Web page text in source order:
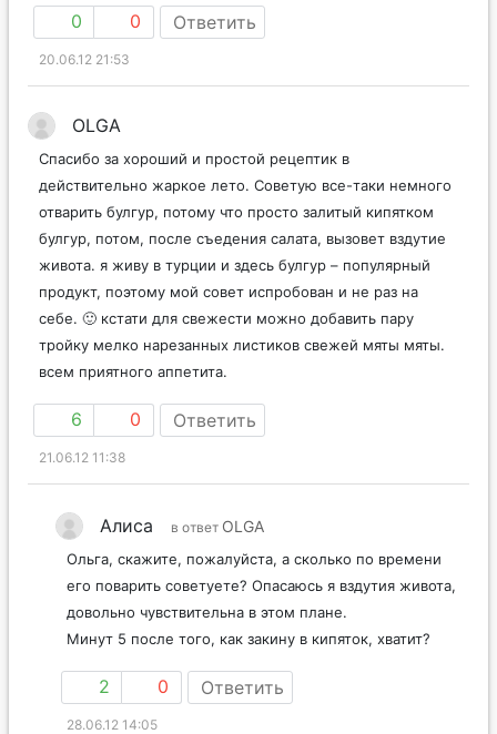
0 0 Ответить
20.06.12 21:53
OLGA
Спасибо за хороший и простой рецептик в
действительно жаркое лето. Советую все-таки немного
отварить булгур, потому что просто залитый кипятком
булгур, потом, после съедения салата, вызовет вздутие
живота. я живу в турции и здесь булгур – популярный
продукт, поэтому мой совет испробован и не раз на
себе. 🙂 кстати для свежести можно добавить пару
тройку мелко нарезанных листиков свежей мяты мяты.
всем приятного аппетита.
6 0 Ответить
21.06.12 11:38
Алиса в ответ OLGA
Ольга, скажите, пожалуйста, а сколько по времени
его поварить советуете? Опасаюсь я вздутия живота,
довольно чувствительна в этом плане.
Минут 5 после того, как закину в кипяток, хватит?
2 0 Ответить
28.06.12 14:05